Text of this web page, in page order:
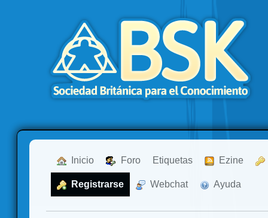
Inicio Foro Etiquetas Ezine
Registrarse Webchat Ayuda